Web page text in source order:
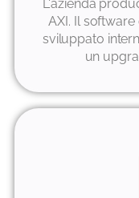
L'azienda
AXI. Il software
sviluppato
un